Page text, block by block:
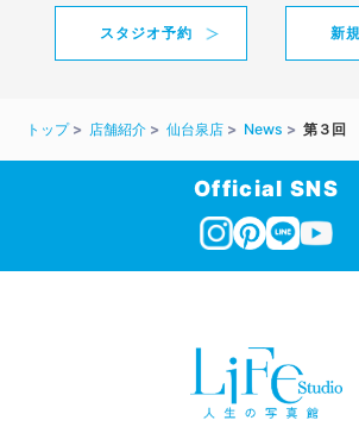
スタジオ予約 新
トップ 店舗紹介 仙台泉店 News 第３回
Official SNS